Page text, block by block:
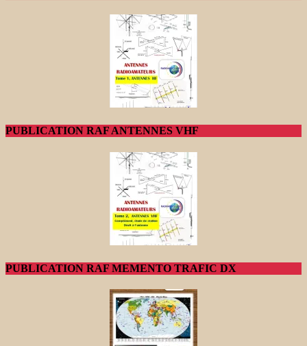
PUBLICATION RAF ANTENNES VHF
PUBLICATION RAF MEMENTO TRAFIC DX